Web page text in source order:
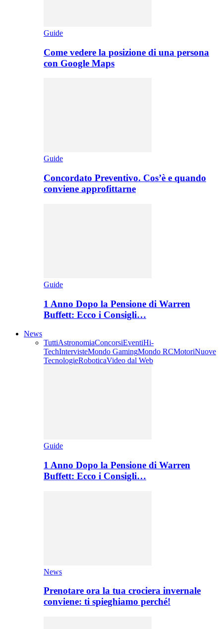
Guide
Come vedere la posizione di una persona
con Google Maps
Guide
Concordato Preventivo. Cos’è e quando
conviene approfittarne
Guide
1 Anno Dopo la Pensione di Warren
Buffett: Ecco i Consigli…
News
TuttiAstronomiaConcorsiEventiHi-
TechIntervisteMondo GamingMondo RCMotoriNuove
TecnologieRoboticaVideo dal Web
Guide
1 Anno Dopo la Pensione di Warren
Buffett: Ecco i Consigli…
News
Prenotare ora la tua crociera invernale
conviene: ti spieghiamo perché!